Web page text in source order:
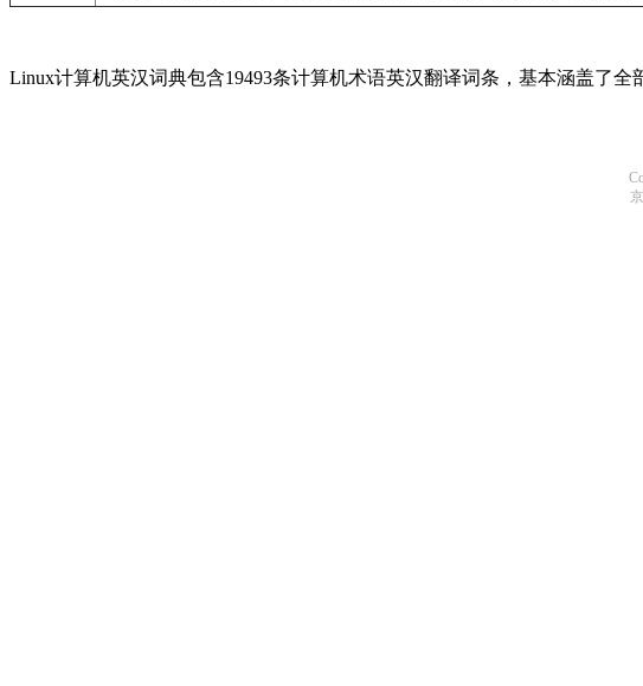
Linux计算机英汉词典包含19493条计算机术语英汉翻译词条，基本涵盖了